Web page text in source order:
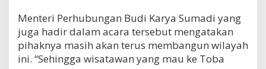
Menteri Perhubungan Budi Karya Sumadi yang
juga hadir dalam acara tersebut mengatakan
pihaknya masih akan terus membangun wilayah
ini. “Sehingga wisatawan yang mau ke Toba